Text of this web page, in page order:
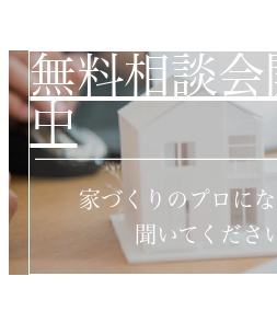
無料相談会
中
家づくりのプロにな
聞いてくださ